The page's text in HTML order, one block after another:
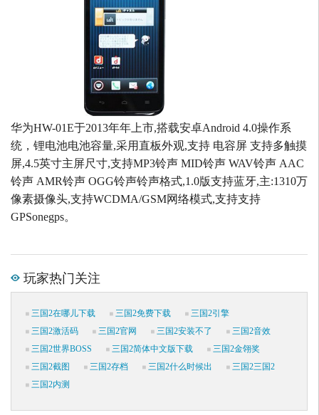
华为HW-01E于2013年年上市,搭载安卓Android 4.0操作系
统，锂电池电池容量,采用直板外观,支持 电容屏 支持多触摸
屏,4.5英寸主屏尺寸,支持MP3铃声 MID铃声 WAV铃声 AAC
铃声 AMR铃声 OGG铃声铃声格式,1.0版支持蓝牙,主:1310万
像素摄像头,支持WCDMA/GSM网络模式,支持支持
GPSonegps。
玩家热门关注
三国2在哪儿下载 三国2免费下载
三国2引擎
三国2激活码
三国2官网 三国2安装不了
三国2音效
三国2世界BOSS
三国2简体中文版下载
三国2金翎奖
三国2截图
三国2存档 三国2什么时候出
三国2三国2
三国2内测